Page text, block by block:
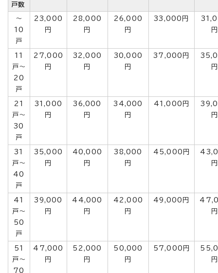
戸数
～
10
戸
23,000
円
28,000
円
26,000
円
33,000円
円
11
戸～
20
戸
27,000
円
32,000
円
30,000
円
37,000円
円
21
戸～
30
戸
31,000
円
36,000
円
34,000
円
41,000円
円
31
戸～
40
戸
35,000
円
40,000
円
38,000
円
45,000円
円
41
戸～
50
戸
39,000
円
44,000
円
42,000
円
49,000円
円
51
戸～
70
47,000
円
52,000
円
50,000
円
57,000円
円